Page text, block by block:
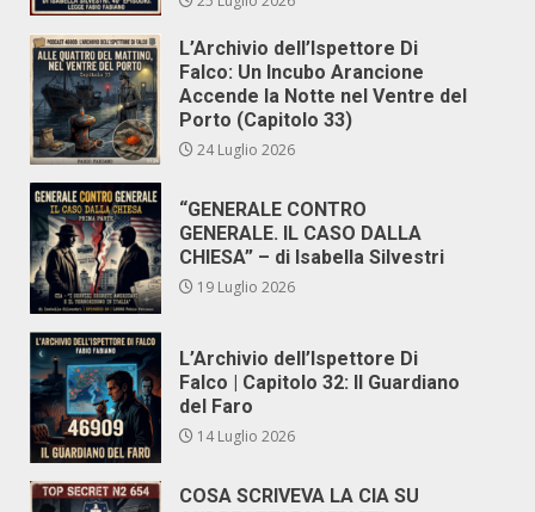
L’Archivio dell’Ispettore Di
Falco: Un Incubo Arancione
Accende la Notte nel Ventre del
Porto (Capitolo 33)
24 Luglio 2026
“GENERALE CONTRO
GENERALE. IL CASO DALLA
CHIESA” – di Isabella Silvestri
19 Luglio 2026
L’Archivio dell’Ispettore Di
Falco | Capitolo 32: Il Guardiano
del Faro
14 Luglio 2026
COSA SCRIVEVA LA CIA SU